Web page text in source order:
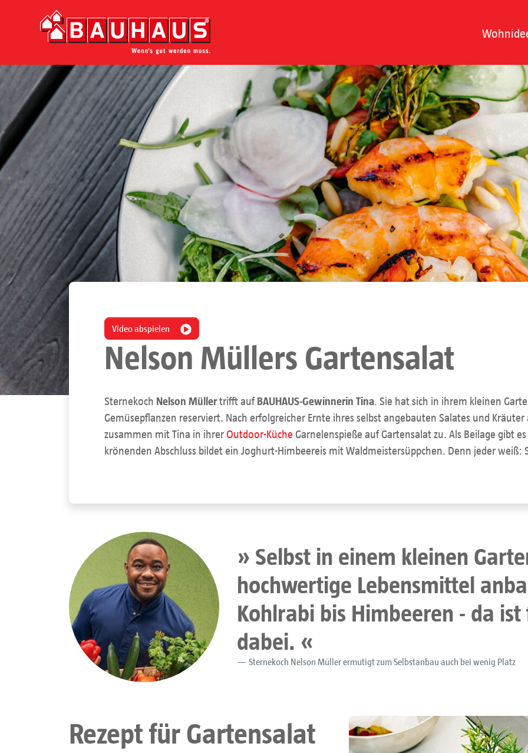
Video abspielen
Nelson Müllers Gartensalat
Sternekoch Nelson Müllertrifft aufBAUHAUS-Gewinnerin Tina . Sie hat sich in ihrem kleinen
Gemüsepflanzen reserviert. Nach erfolgreicher Ernte ihres selbst angebauten Salates und
zusammen mit Tina in ihrer Outdoor-Küche Garnelenspieße auf Gartensalat zu. Als Beilage gibt
krönenden Abschluss bildet ein Joghurt-Himbeereis mit Waldmeistersüppchen. Denn jeder weiß:
Selbst in einem kleinen
hochwertige Lebensmittel
Kohlrabi bis Himbeeren - da
dabei.
Sternekoch Nelson Müller ermutigt zum Selbstanbau auch bei wenig Platz
Rezept für Gartensalat